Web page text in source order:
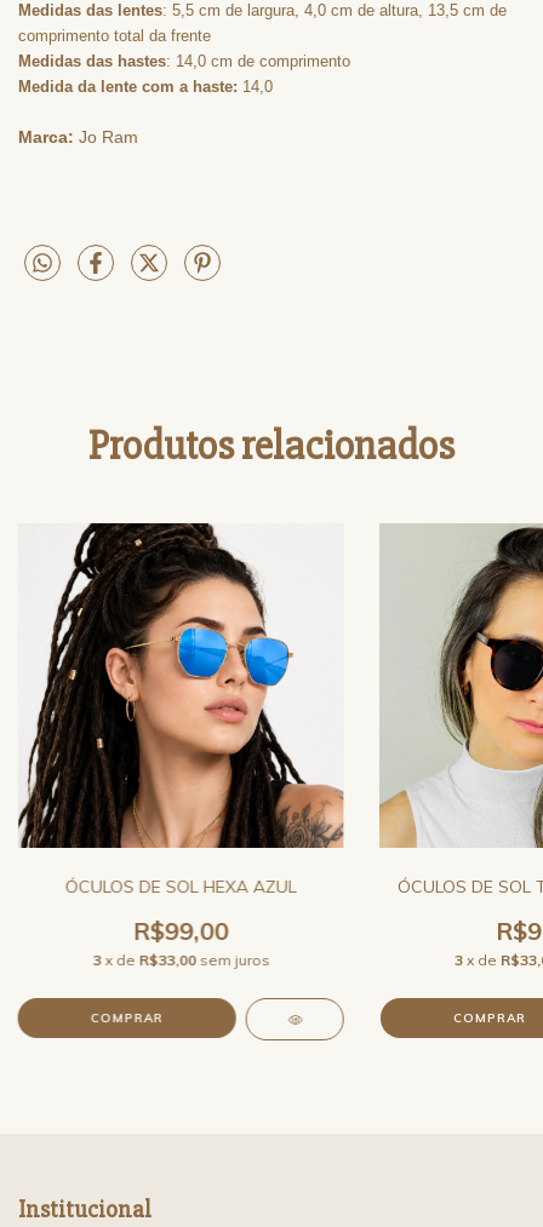
Medidas das lentes: 5,5 cm de largura, 4,0 cm de altura, 13,5 cm de
comprimento total da frente
Medidas das hastes: 14,0 cm de comprimento
Medida da lente com a haste: 14,0
Marca: Jo Ram
Produtos relacionados
ÓCULOS DE SOL HEXA AZUL
R$99,00
3 x de R$33,00 sem juros
ÓCULOS DE SOL
3 x de
Institucional